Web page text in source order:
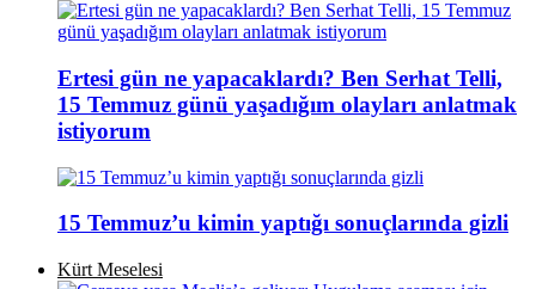
Ertesi gün ne yapacaklardı? Ben Serhat Telli,
15 Temmuz günü yaşadığım olayları anlatmak
istiyorum
15 Temmuz’u kimin yaptığı sonuçlarında gizli
Kürt Meselesi